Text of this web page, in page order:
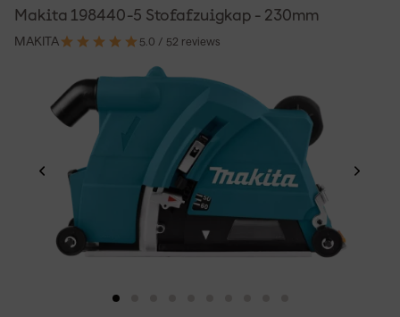
Makita 198440-5 Stofafzuigkap - 230mm
MAKITA 5.0 / 52 reviews